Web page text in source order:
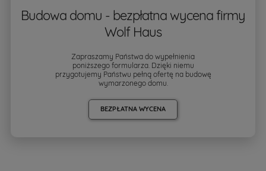
Budowa domu - bezpłatna wycena firmy
Wolf Haus
Zapraszamy Państwa do wypełnienia
poniższego formularza. Dzięki niemu
przygotujemy Państwu pełną ofertę na budowę
wymarzonego domu.
BEZPŁATNA WYCENA